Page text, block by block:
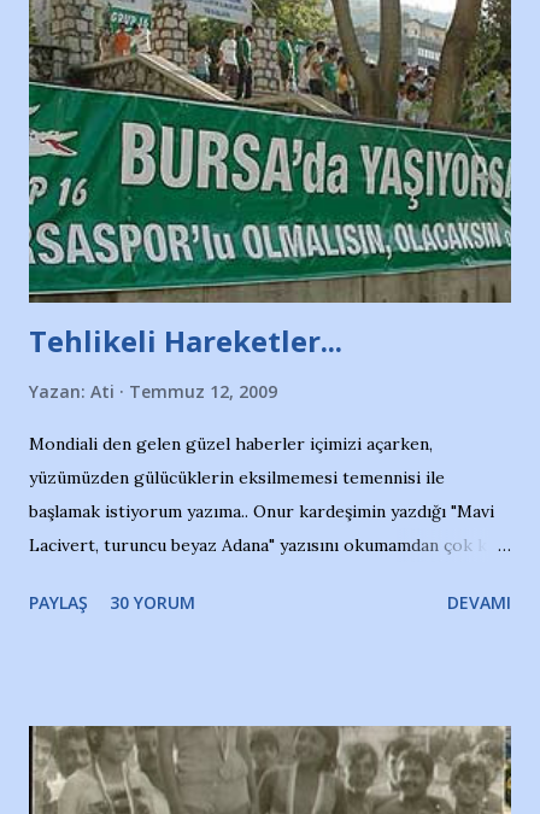
Tehlikeli Hareketler...
Yazan: Ati Temmuz 12, 2009
Mondiali den gelen güzel haberler içimizi açarken,
yüzümüzden gülücüklerin eksilmemesi temennisi ile
başlamak istiyorum yazıma.. Onur kardeşimin yazdığı "Mavi
Lacivert, turuncu beyaz Adana" yazısını okumamdan çok kısa
irkildim.. "Bursasporlu taraftarlar, İstanbul takımlarının
ve ürünlerini Bursa şehrinde görmek istemediklerini bir
protesto eylemiyle açıkladıklarını bildiriyordu.. Bu grup
PAYLAŞ 30 YORUM DEVAMI